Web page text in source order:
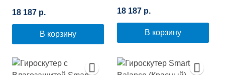
18 187 р.
В корзину
18 187 р.
В корзину